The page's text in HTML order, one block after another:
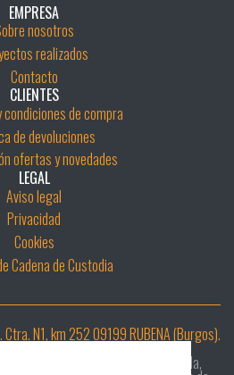
EMPRESA
nosotros
realizados
Contacto
CLIENTES
condiciones de compra
de devoluciones
ofertas y novedades
LEGAL
Aviso legal
Privacidad
Cookies
Cadena de Custodia
N1, km 252 09199 RUBENA (Burgos).
un sistema digital de diligencia debida,